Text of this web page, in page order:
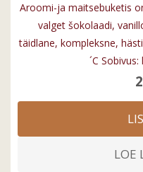
Aroomi-ja maitsebuketis
valget šokolaadi,
täidlane, kompleksne,
´C
LOE